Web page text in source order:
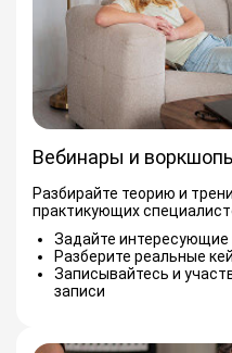
Вебинары и
Разбирайте теорию и
практикующих
Задайте интересующие
Разберите реальные
Записывайтесь и
записи